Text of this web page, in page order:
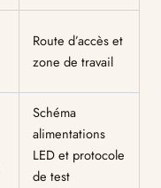
Route d’accès et
zone de travail
Schéma
alimentations
LED et protocole
de test